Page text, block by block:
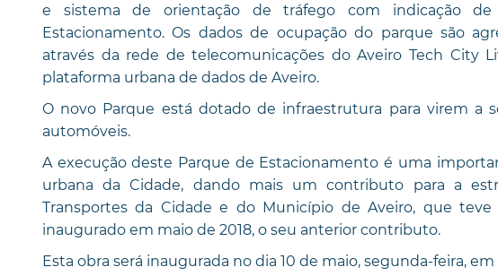
e sistema de orientação de tráfego com indicação
Estacionamento. Os dados de ocupação do parque são
através da rede de telecomunicações do Aveiro Tech City
plataforma urbana de dados de Aveiro.
O novo Parque está dotado de infraestrutura para virem a
automóveis.
A execução deste Parque de Estacionamento é uma
urbana da Cidade, dando mais um contributo para a
Transportes da Cidade e do Município de Aveiro, que
inaugurado em maio de 2018, o seu anterior contributo.
Esta obra será inaugurada no dia 10 de maio, segunda-feira,